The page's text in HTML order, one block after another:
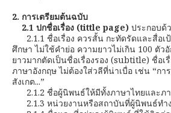
2. การเตรียมต้นฉบับ
2.1 ปกชื่อเรื่อง (tittle page) ประกอบด้
2.1.1 ชื่อเรื่อง ควรสั้น กะทัดรัดและสื่อเ
ศึกษา ไม่ใช้คำย่อ ความยาวไม่เกิน 100 ตัว
ยาวมากตัดเป็นชื่อเรื่องรอง (subtitle) ชื่อเ
ภาษาอังกฤษ ไม่ต้องใส่วลีที่น่าเบื่อ เช่น “กา
สังเกต...”
2.1.2 ชื่อผู้นิพนธ์ให้มีทั้งภาษาไทยและภา
2.1.3 หน่วยงานหรือสถาบันที่ผู้นิพนธ์ทำ